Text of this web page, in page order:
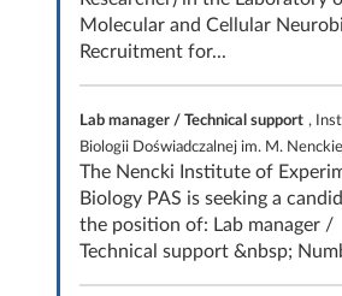
Molecular and Cellular
Recruitment for...
Lab manager / Technical support ,
Biologii Doświadczalnej im. M.
The Nencki Institute of
Biology PAS is seeking a
the position of: Lab manager /
Technical support &nbsp;